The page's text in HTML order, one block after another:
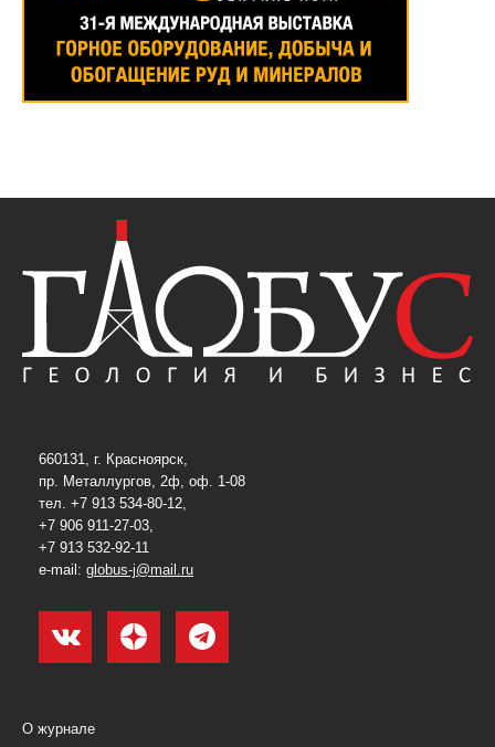
660131, г. Красноярск,
пр. Металлургов, 2ф, оф. 1-08
тел. +7 913 534-80-12,
+7 906 911-27-03,
+7 913 532-92-11
e-mail: globus-j@mail.ru
О журнале